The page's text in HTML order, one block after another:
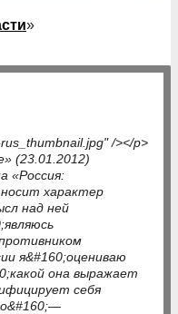
»
/></p>
(23.01.2012)
«Россия:
характер
над ней
я&#160;оцениваю
она выражает
себя